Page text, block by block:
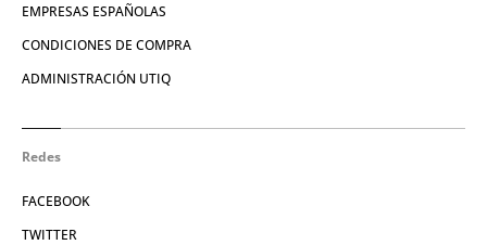
EMPRESAS ESPAÑOLAS
CONDICIONES DE COMPRA
ADMINISTRACIÓN UTIQ
Redes
FACEBOOK
TWITTER